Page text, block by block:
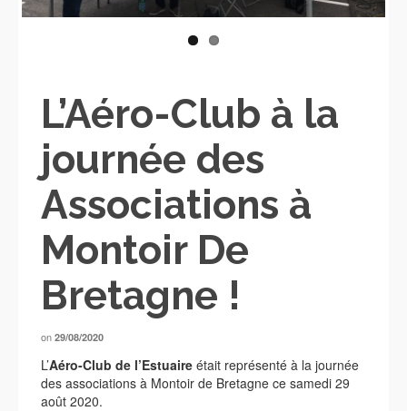
L’Aéro-Club à la
journée des
Associations à
Montoir De
Bretagne !
on 29/08/2020
L’Aéro-Club de l’Estuaire était représenté à la journée
des associations à Montoir de Bretagne ce samedi 29
août 2020.